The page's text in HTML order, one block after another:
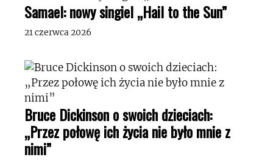
Samael: nowy singiel „Hail to the Sun”
21 czerwca 2026
Bruce Dickinson o swoich dzieciach:
„Przez połowę ich życia nie było mnie z
nimi”